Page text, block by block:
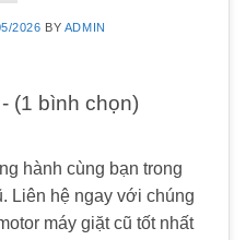
2026 BY ADMIN
(1 bình chọn)
hành cùng bạn trong
Liên hệ ngay với chúng
máy giặt cũ tốt nhất